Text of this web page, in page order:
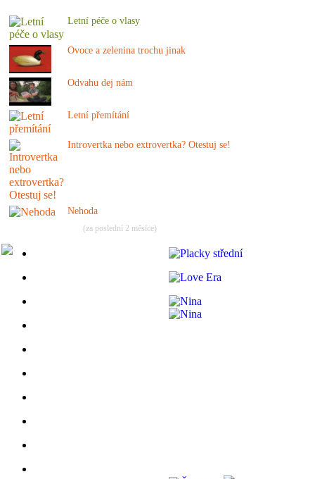
Letní péče o vlasy
Ovoce a zelenina trochu jinak
Odvahu dej nám
Letní přemítání
Introvertka nebo extrovertka? Otestuj se!
Nehoda
(za poslední 2 měsíce)